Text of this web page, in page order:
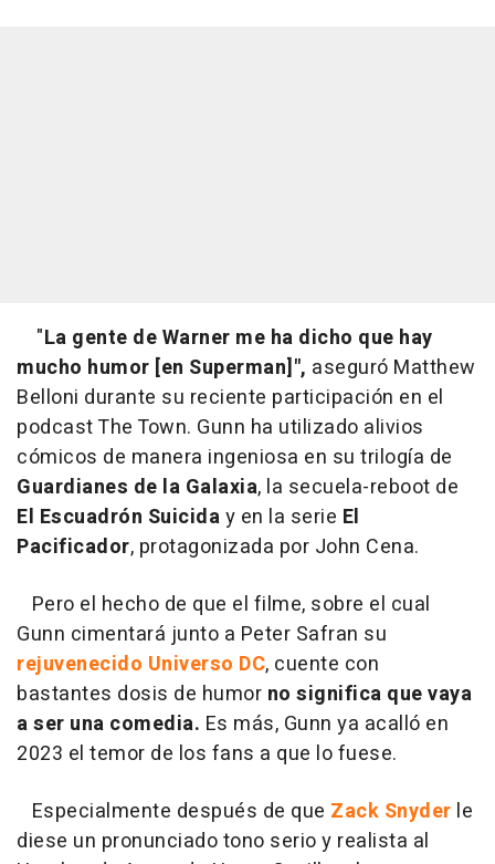
"La gente de Warner me ha dicho que hay
mucho humor [en Superman]", aseguró Matthew
Belloni durante su reciente participación en el
podcast The Town. Gunn ha utilizado alivios
cómicos de manera ingeniosa en su trilogía de
Guardianes de la Galaxia, la secuela-reboot de
El Escuadrón Suiciday en la serie El
Pacificador, protagonizada por John Cena.
Pero el hecho de que el filme, sobre el cual
Gunn cimentará junto a Peter Safran su
rejuvenecido Universo DC, cuente con
bastantes dosis de humor no significa que vaya
a ser una comedia. Es más, Gunn ya acalló en
2023 el temor de los fans a que lo fuese.
Especialmente después de que Zack Snyder le
diese un pronunciado tono serio y realista al